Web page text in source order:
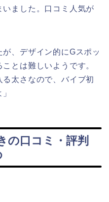
ました。口コミ人気が
が、デザイン的にGスポッ
とは難しいようです。
太さなので、バイブ初
の口コミ・評判